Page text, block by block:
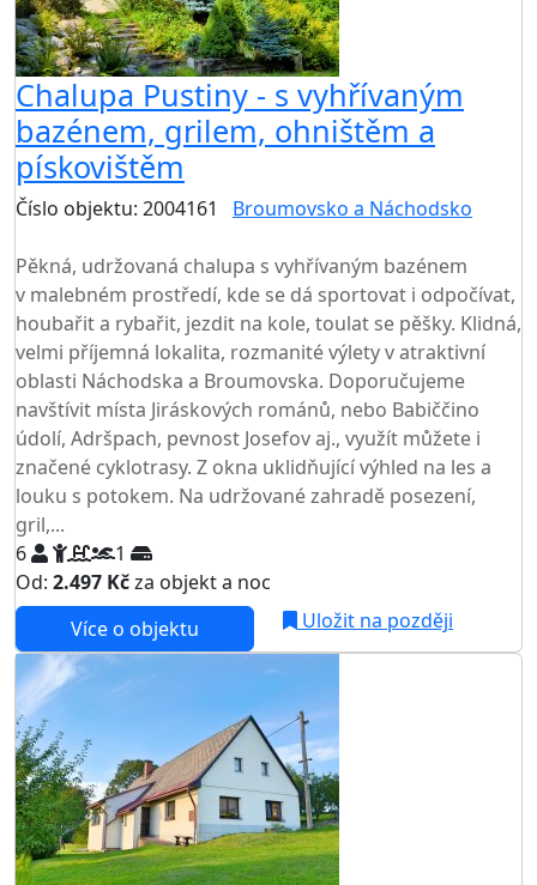
Chalupa Pustiny - s vyhřívaným
bazénem, grilem, ohništěm a
pískovištěm
Číslo objektu: 2004161 Broumovsko a Náchodsko
Pěkná, udržovaná chalupa s vyhřívaným bazénem
v malebném prostředí, kde se dá sportovat i odpočívat,
houbařit a rybařit, jezdit na kole, toulat se pěšky. Klidná,
velmi příjemná lokalita, rozmanité výlety v atraktivní
oblasti Náchodska a Broumovska. Doporučujeme
navštívit místa Jiráskových románů, nebo Babiččino
údolí, Adršpach, pevnost Josefov aj., využít můžete i
značené cyklotrasy. Z okna uklidňující výhled na les a
louku s potokem. Na udržované zahradě posezení,
gril,...
6
1
Od: 2.497 Kčza objekt a noc
Více o objektu
Uložit na později